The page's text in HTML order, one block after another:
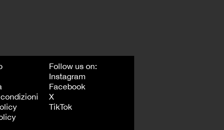
Follow us on:
Instagram
Facebook
X
TikTok